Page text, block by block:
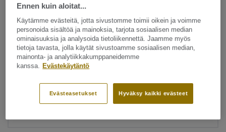
Etunimi*
Sukunimi*
Ennen kuin aloitat...
Käytämme evästeitä, jotta sivustomme toimii oikein ja voimme
personoida sisältöä ja mainoksia, tarjota sosiaalisen median
ominaisuuksia ja analysoida tietoliikennettä. Jaamme myös
tietoja tavasta, jolla käytät sivustoamme sosiaalisen median,
mainonta- ja analytiikkakumppaneidemme
kanssa.
Evästekäytäntö
Hyväksy kaikki evästeet
Evästeasetukset